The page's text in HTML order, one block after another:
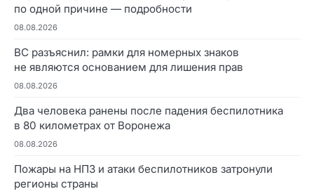
по одной причине — подробности
08.08.2026
ВС разъяснил: рамки для номерных знаков
не являются основанием для лишения прав
08.08.2026
Два человека ранены после падения беспилотника
в 80 километрах от Воронежа
08.08.2026
Пожары на НПЗ и атаки беспилотников затронули
регионы страны